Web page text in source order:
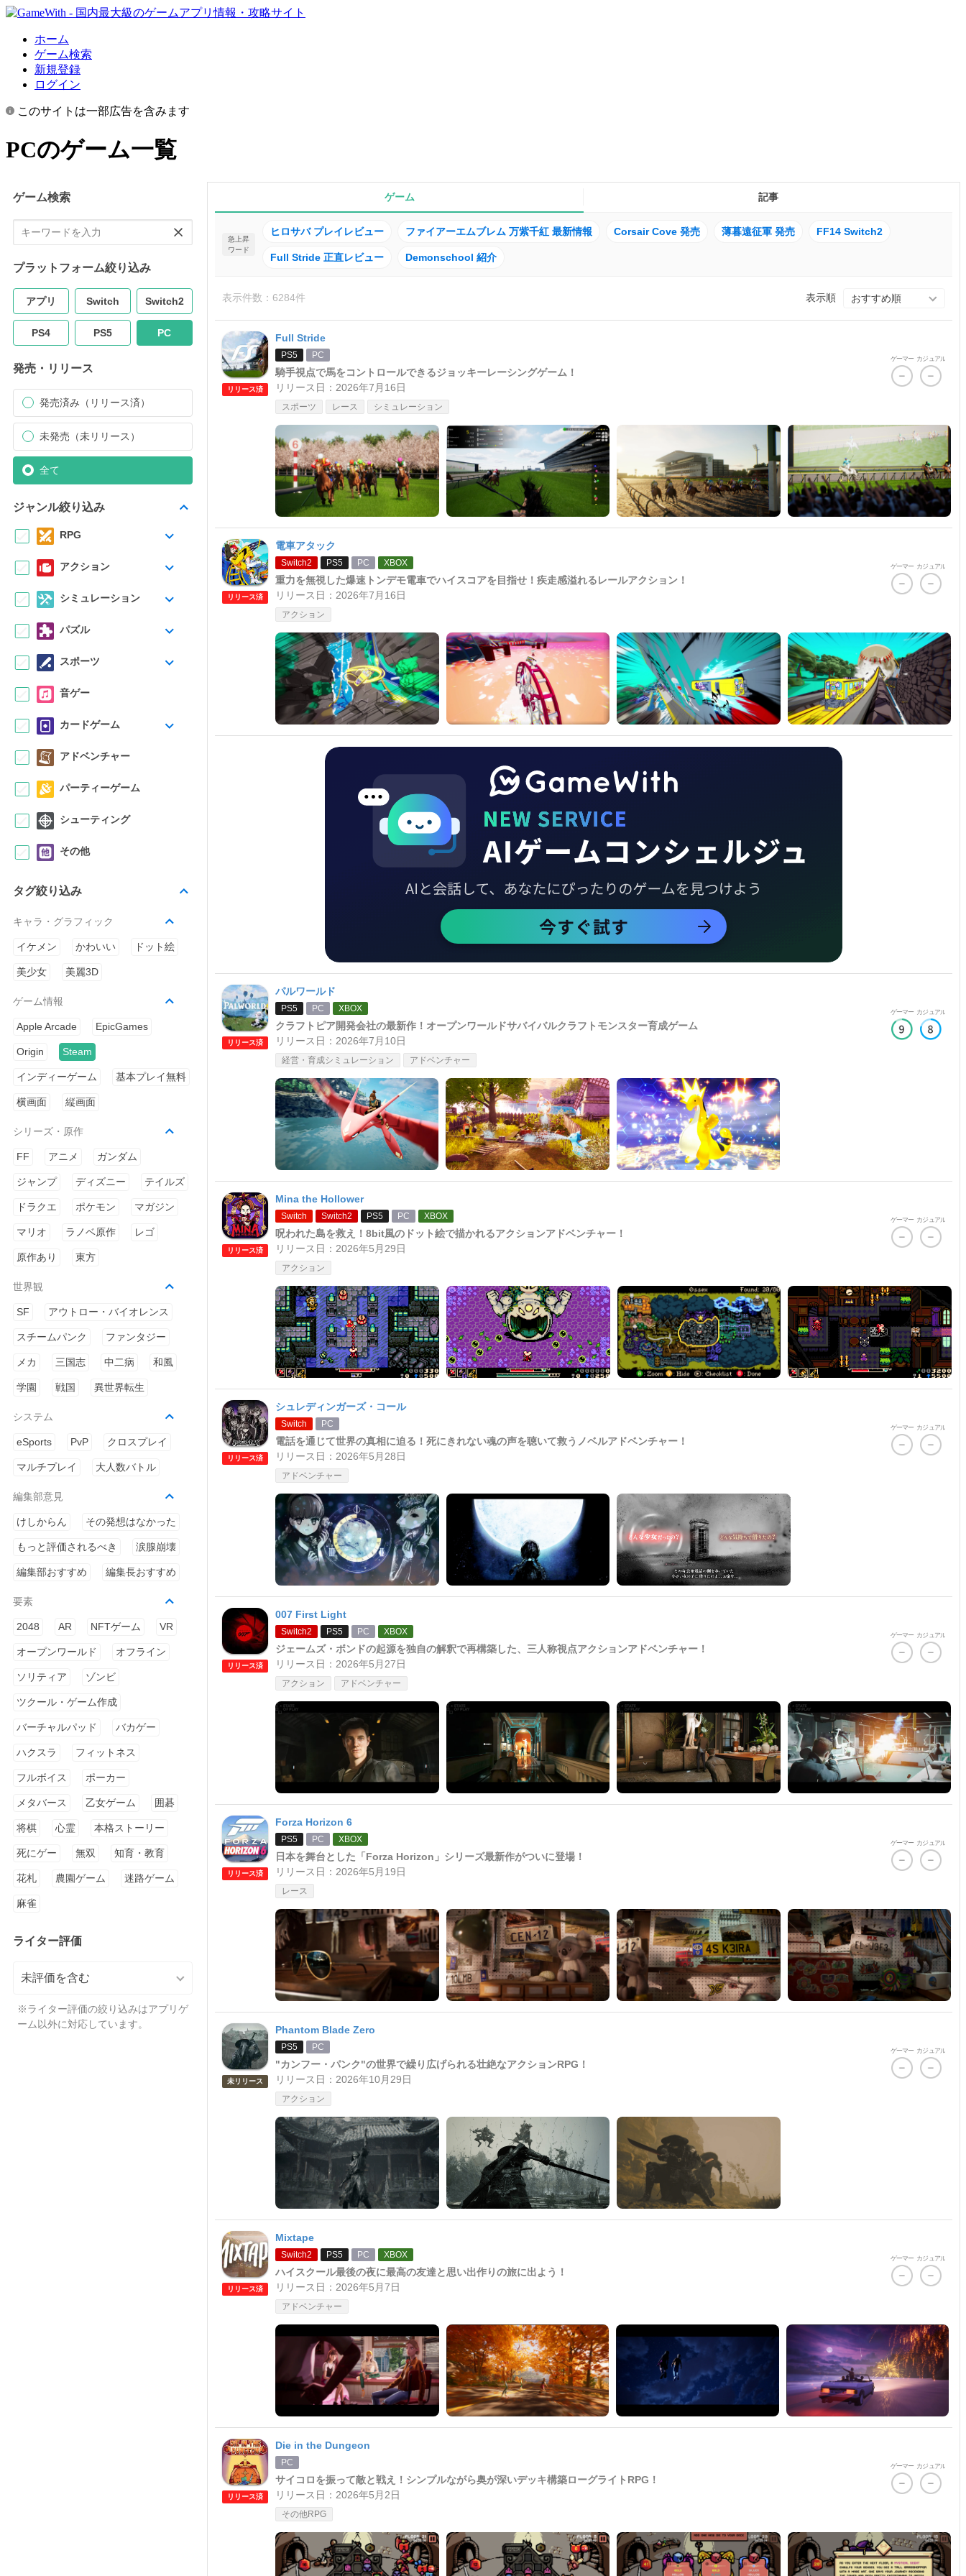
ホーム
ゲーム検索
新規登録
ログイン
このサイトは一部広告を含みます
PCのゲーム一覧